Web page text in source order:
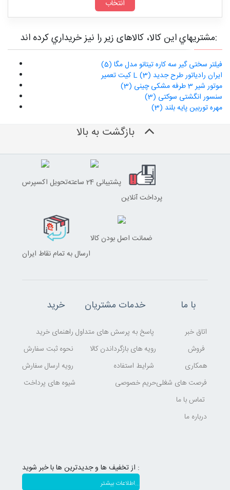
مشتريهاي اين کالا، کالاهای زیر را نیز خريداري کرده اند:
فیلتر سختی گیر سه کاره تیتانو مدل مگا (5)
کیت تعمیر L ایران رادیاتور طرح جدید (3)
موتور شیر 3 طرفه مشکی چینی (3)
سنسور انگشتی سوکتی (3)
مهره توربین پایه بلند (3)
بازگشت به بالا
تحویل اکسپرس
پشتیبانی 24 ساعته
پرداخت آنلاین
ارسال به تمام نقاط ایران
ضمانت اصل بودن کالا
خرید
شیوه های پرداخت
خدمات مشتریان
رویه های بازگرداندن کالا
حریم خصوصی
با ما
اتاق خبر
همکاری
فرصت های شغلی
درباره ما
از تخفیف ها و جدیدترین ها با خبر شوید :
اطلاعات بیشتر...